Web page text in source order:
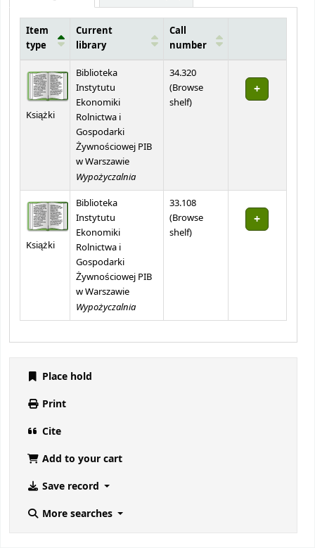
Item
type
Current
library
Call
number
Książki
Biblioteka
Instytutu
Ekonomiki
Rolnictwa i
Gospodarki
Żywnościowej PIB
w Warszawie
Wypożyczalnia
34.320
(Browse
shelf(Opens below)
)
Książki
Biblioteka
Instytutu
Ekonomiki
Rolnictwa i
Gospodarki
Żywnościowej PIB
w Warszawie
Wypożyczalnia
33.108
(Browse
shelf(Opens below)
)
Place hold
Print
Cite
Add to your cart
Save record
More searches